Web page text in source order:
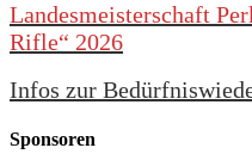
Landesmeisterschaft
Rifle“ 2026
Infos zur
Sponsoren